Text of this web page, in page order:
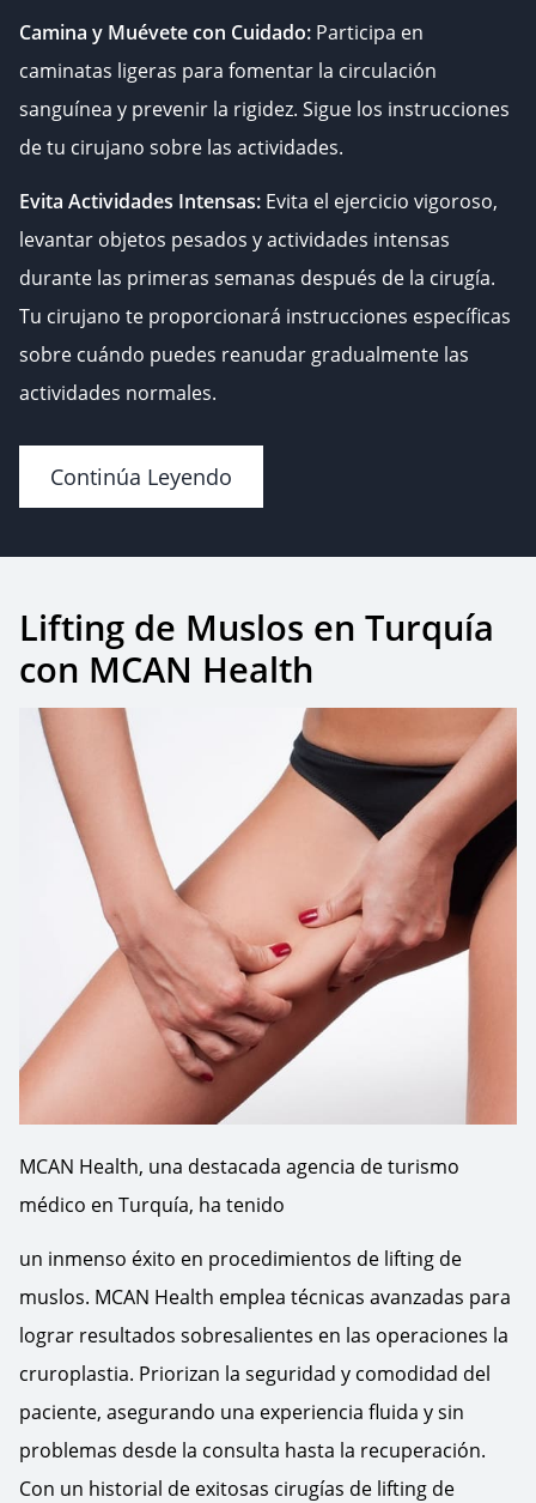
Camina y Muévete con Cuidado: Participa en
caminatas ligeras para fomentar la circulación
sanguínea y prevenir la rigidez. Sigue los instrucciones
de tu cirujano sobre las actividades.
Evita Actividades Intensas: Evita el ejercicio vigoroso,
levantar objetos pesados y actividades intensas
durante las primeras semanas después de la cirugía.
Tu cirujano te proporcionará instrucciones específicas
sobre cuándo puedes reanudar gradualmente las
actividades normales.
Continúa Leyendo
Lifting de Muslos en Turquía
con MCAN Health
MCAN Health, una destacada agencia de turismo
médico en Turquía, ha tenido
un inmenso éxito en procedimientos de lifting de
muslos. MCAN Health emplea técnicas avanzadas para
lograr resultados sobresalientes en las operaciones la
cruroplastia. Priorizan la seguridad y comodidad del
paciente, asegurando una experiencia fluida y sin
problemas desde la consulta hasta la recuperación.
Con un historial de exitosas cirugías de lifting de